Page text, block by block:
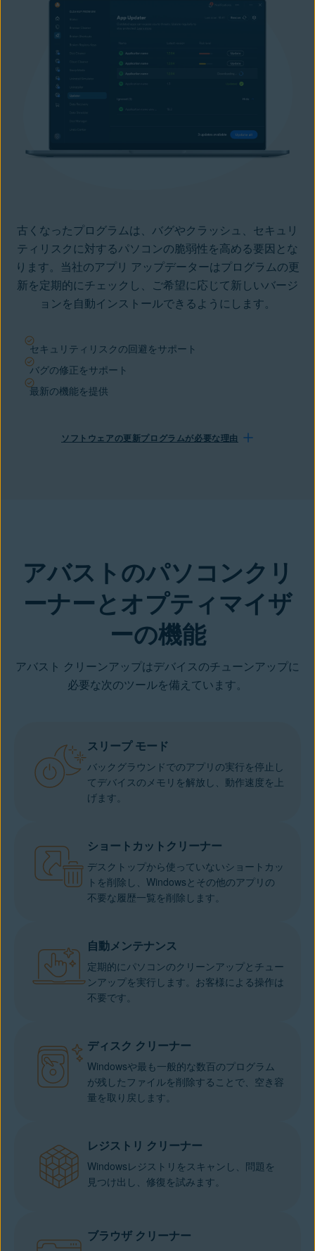
古くなったプログラムは、バグやクラッシュ、セキュリ
ティリスクに対するパソコンの脆弱性を高める要因とな
ります。当社のアプリ アップデーターはプログラムの更
新を定期的にチェックし、ご希望に応じて新しいバージ
ョンを自動インストールできるようにします。
セキュリティリスクの回避をサポート
バグの修正をサポート
最新の機能を提供
ソフトウェアの更新プログラムが必要な理由
アバストのパソコンクリ
ーナーとオプティマイザ
ーの機能
アバスト クリーンアップはデバイスのチューンアップに
必要な次のツールを備えています。
スリープ モード
バックグラウンドでのアプリの実行を停止し
てデバイスのメモリを解放し、動作速度を上
げます。
ショートカットクリーナー
デスクトップから使っていないショートカッ
トを削除し、Windowsとその他のアプリの
不要な履歴一覧を削除します。
自動メンテナンス
定期的にパソコンのクリーンアップとチュー
ンアップを実行します。お客様による操作は
不要です。
ディスク クリーナー
Windowsや最も一般的な数百のプログラム
が残したファイルを削除することで、空き容
量を取り戻します。
レジストリ クリーナー
Windowsレジストリをスキャンし、問題を
見つけ出し、修復を試みます。
ブラウザ クリーナー